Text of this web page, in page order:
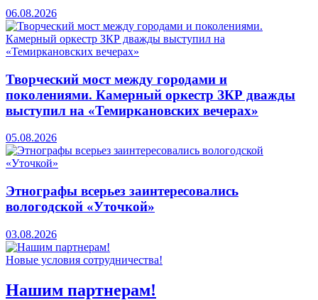
06.08.2026
Творческий мост между городами и
поколениями. Камерный оркестр ЗКР дважды
выступил на «Темиркановских вечерах»
05.08.2026
Этнографы всерьез заинтересовались
вологодской «Уточкой»
03.08.2026
Новые условия сотрудничества!
Нашим партнерам!